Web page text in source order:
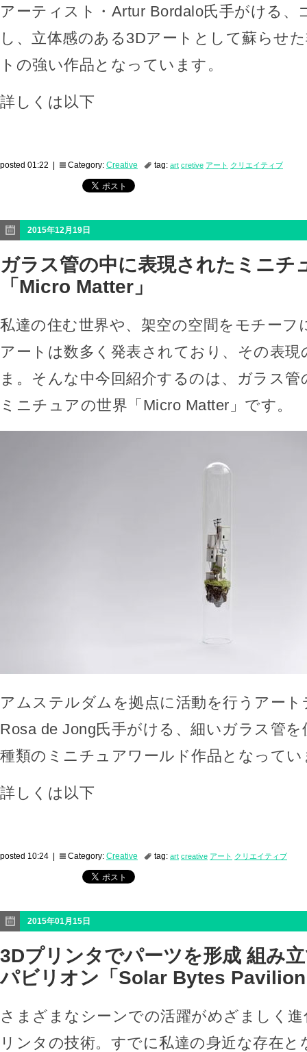
アーティスト・Artur Bordalo氏手がける、
し、立体感のある3Dアートとして蘇らせ
トの強い作品となっています。
詳しくは以下
posted 01:22 | Category: Creative tag: art cretive アート クリエイティブ
2015年12月19日
ガラス管の中に表現されたミニチ
「Micro Matter」
私達の住む世界や、架空の空間をモチーフ
アートは数多く発表されており、その表現
ま。そんな中今回紹介するのは、ガラス
ミニチュアの世界「Micro Matter」です。
アムステルダムを拠点に活動を行うアー
Rosa de Jong氏手がける、細いガラス管
種類のミニチュアワールド作品となってい
詳しくは以下
posted 10:24 | Category: Creative tag: art creative アート クリエイティブ
2015年01月15日
3Dプリンタでパーツを形成 組み
パビリオン「Solar Bytes
さまざまなシーンでの活躍がめざましく
リンタの技術。すでに私達の身近な存在